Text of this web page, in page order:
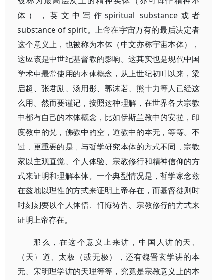
体），英文中写作spiritual substance或者
substance of spirit。上帝在宇宙万有的最后决定者
这个意义上，也被称为本体（中文亦称宇宙本体），
这应该是中世纪基督教的影响。这其实也是现代中国
学术中最常使用的本体概念，从上世纪初叶以来，梁
启超、张君励、汤用彤、郭沫若、熊十力等人已经这
么用。然而要谨记，按照这种理解，在世界各大宗教
中都有自己的本体概念，比如伊斯兰教中的安拉，印
度教中的梵，佛教中的空，道教中的本无，等等。不
过，更重要的是，与哲学研究本体的方式不同，宗教
家以主观直觉、个人体验、宗教修行和精神信仰的方
式来证明和理解本体。一个典型情况是，哲学家念兹
在兹地以理性的方式来证明上帝存在，而基督徒则时
时刻刻要以个人体悟、忏悔祷告、宗教修行的方式来
证明上帝存在。
那么，在这个意义上来讲，中国人讲的天、
（天）道、太极（或无极），还有魏晋玄学讲的本
无、宋明理学讲的天理等等，究竟是宗教意义上的本